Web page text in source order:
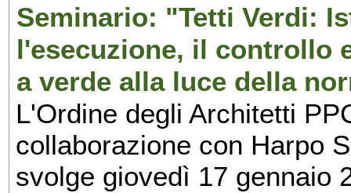
Seminario: "Tetti Verdi:
l'esecuzione, il controllo
a verde alla luce della
L'Ordine degli Architetti
collaborazione con Harpo
svolge giovedì 17 gennaio